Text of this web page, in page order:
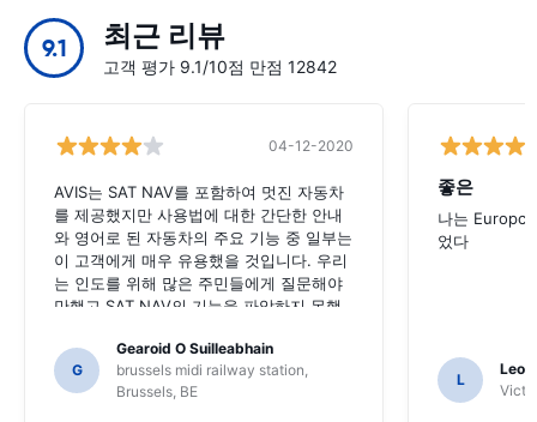
9.1 최근 리뷰
고객 평가 9.1/10점 만점 12842
04-12-2020
AVIS는 SAT NAV를 포함하여 멋진 자동차
를 제공했지만 사용법에 대한 간단한 안내
와 영어로 된 자동차의 주요 기능 중 일부는
이 고객에게 매우 유용했을 것입니다. 우리
는 인도를 위해 많은 주민들에게 질문해야
만했고 SAT NAV의 기능을 파악하지 못했
G
Gearoid O Suilleabhain
brussels midi railway station,
Brussels, BE
좋은
나는
었다
L